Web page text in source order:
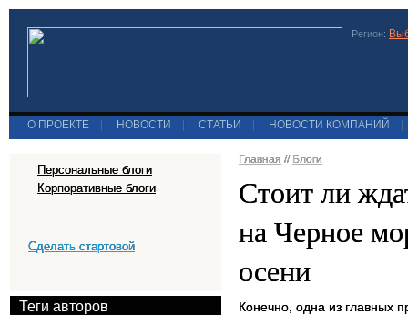
Регион:
О ПРОЕКТЕ НОВОСТИ СТАТЬИ НОВОСТИ КОМПАНИЙ
Персональные блоги
Корпоративные блоги
Сделать стартовой
Теги авторов
Главная // Блоги
Стоит ли
на Черное
осени
Конечно, одна из главных